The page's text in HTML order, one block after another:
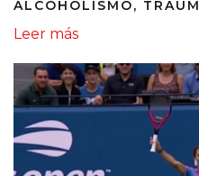
ALCOHOLISMO,
Leer más